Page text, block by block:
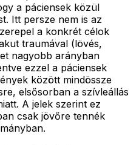
a páciensek közül
Itt persze nem is az
a konkrét célok
traumával (lövés,
nagyobb arányban
ezzel a páciensek
között mindössze
elsősorban a szívleállás
A jelek szerint ez
csak jövőre tennék